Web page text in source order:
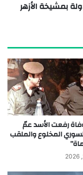
بمشيخة الأزهر
رفعت الأسد عمّ
المخلوع والملقب